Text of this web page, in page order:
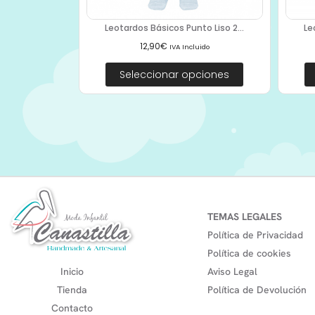
Leotardos Básicos Punto Liso 2...
12,90€ IVA Incluido
Seleccionar opciones
Inicio
Tienda
Contacto
TEMAS LEGALES
Política de Privacidad
Política de cookies
Aviso Legal
Política de Devolución